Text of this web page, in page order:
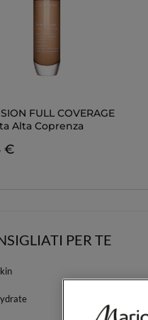
FULL COVERAGE
Alta Coprenza
€
PER TE